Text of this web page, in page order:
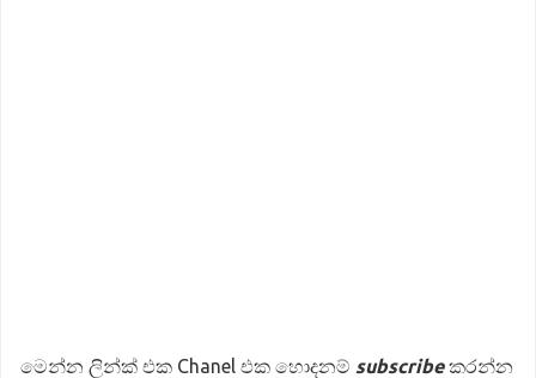
මෙන්න ලින්ක් එක Chanel එක හොදනම් subscribeකරන්න